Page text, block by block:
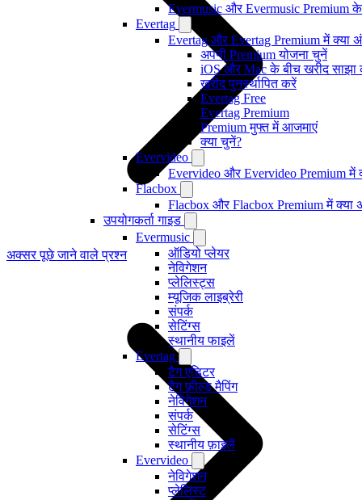
Evermusic और Evermusic Premium
Evertag
Evertag और Evertag Premium में क्या
अपनी Premium योजना चुनें
iOS और Mac के बीच खरीद साझा
खरीद पुनर्स्थापित करें
Evertag Free
Evertag Premium
Premium मुफ्त में आजमाएं
क्या चुनें?
Evervideo
Evervideo और Evervideo Premium में
Flacbox
Flacbox और Flacbox Premium में क्या
उपयोगकर्ता गाइड
Evermusic
ऑडियो प्लेयर
नेविगेशन
प्लेलिस्ट्स
म्यूजिक लाइब्रेरी
संपर्क
सेटिंग्स
स्थानीय फाइलें
Evertag
टैग एडिटर
टैग फ़ील्ड मैपिंग
नेविगेशन
संपर्क
सेटिंग्स
स्थानीय फ़ाइलें
Evervideo
नेविगेशन
प्लेलिस्ट
अक्सर पूछे जाने वाले प्रश्न